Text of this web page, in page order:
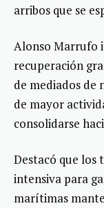
arribos que se
Alonso Marrufo
recuperación
de mediados de
de mayor
consolidarse
Destacó que los
intensiva para
marítimas